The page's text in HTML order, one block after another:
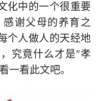
化中的一个很重要
谢父母的养育之
个人做人的天经地
究竟什么才是“孝
一看此文吧。